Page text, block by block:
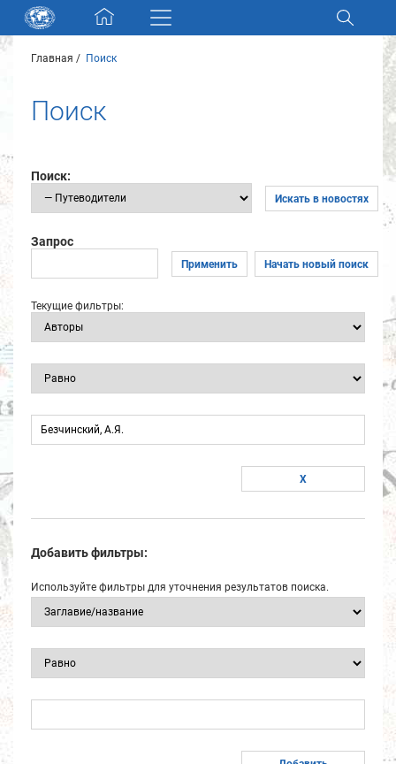
Skip navigation
Разделы и коллекции
Электронный каталог
Новости
Партнеры
Найти
Главная Поиск
Поиск
Поиск:
Искать в новостях
Запрос
Применить Начать новый поиск
Текущие фильтры:
Добавить фильтры:
Используйте фильтры для уточнения результатов поиска.